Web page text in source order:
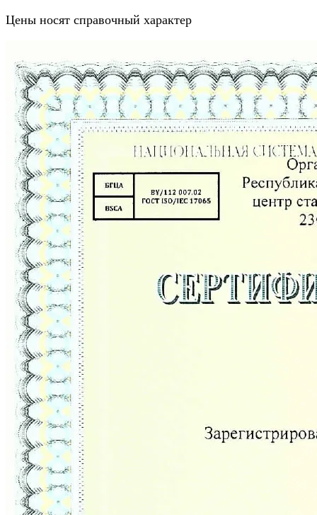
Цены носят справочный характер